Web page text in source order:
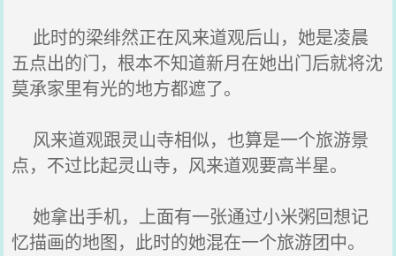
此时的梁绯然正在风来道观后山，她是凌晨
五点出的门，根本不知道新月在她出门后就将沈
莫承家里有光的地方都遮了。
风来道观跟灵山寺相似，也算是一个旅游景
点，不过比起灵山寺，风来道观要高半星。
她拿出手机，上面有一张通过小米粥回想记
忆描画的地图，此时的她混在一个旅游团中。